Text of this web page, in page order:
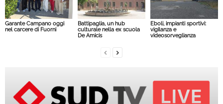
Garante Campano oggi
nel carcere di Fuorni
Battipaglia, un hub
culturale nella ex scuola
De Amicis
Eboli, impianti sportivi:
vigilanza e
videosorveglianza